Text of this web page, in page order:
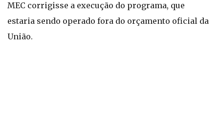
MEC corrigisse a execução do programa, que
estaria sendo operado fora do orçamento oficial da
União.